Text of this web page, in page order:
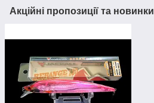
Акційні пропозиції та новинки